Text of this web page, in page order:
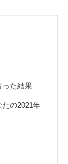
った結果
たの2021年